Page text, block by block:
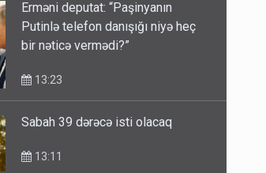
Erməni deputat: “Paşinyanın
Putinlə telefon danışığı niyə heç